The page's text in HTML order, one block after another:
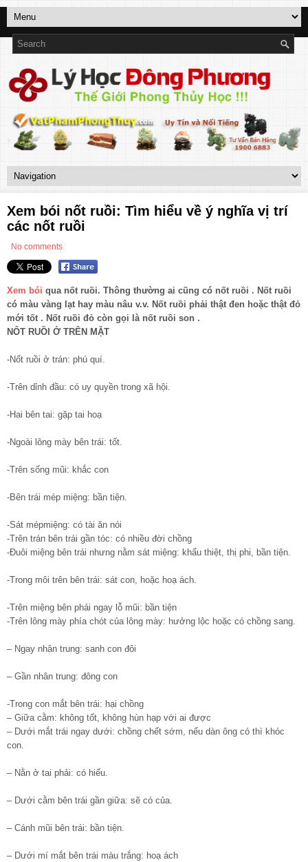
Xem bói nốt ruồi: Tìm hiểu về ý nghĩa vị trí
các nốt ruồi
No comments
Xem bói qua nốt ruồi. Thông thường ai cũng có nốt ruồi . Nốt ruồi
có màu vàng lạt hay màu nâu v.v. Nốt ruồi phải thật đen hoặc thật đỏ
mới tốt . Nốt ruồi đỏ còn gọi là nốt ruồi son .
NỐT RUỒI Ở TRÊN MẶT
-Nốt ruồi ở trán: phú quí.
-Trên dỉnh đầu: có uy quyền trong xã hội.
-Hai bên tai: gặp tai hoạ
-Ngoài lông mày bên trái: tốt.
-Trên sống mũi: khắc con
-Bên trái mép miệng: bần tiện.
-Sát mépmiệng: có tài ăn nói
-Trên trán bên trái gần tóc: có nhiều đời chồng
-Đuôi miệng bên trái nhưng nằm sát miệng: khẩu thiệt, thị phi, bần tiện.
-Trong môi trên bên trái: sát con, hoặc hoạ ách.
-Trên miệng bên phải ngay lỗ mũi: bần tiện
-Trên lông mày phía chót của lông mày: hưởng lộc hoặc có chồng sang.
– Ngay nhân trung: sanh con đôi
– Gần nhân trung: đông con
-Trong con mắt bên trái: hại chồng
– Giữa cằm: không tốt, không hùn hạp với ai được
– Dưới mắt trái ngay dưới: chồng chết sớm, nếu dàn ông có thì khóc
con.
– Nằn ở tai phải: có hiếu.
– Dưới cằm bên trái gần giữa: sẽ có của.
– Cánh mũi bên trái: bần tiện.
– Dưới mí mắt bên trái màu trắng: hoạ ách